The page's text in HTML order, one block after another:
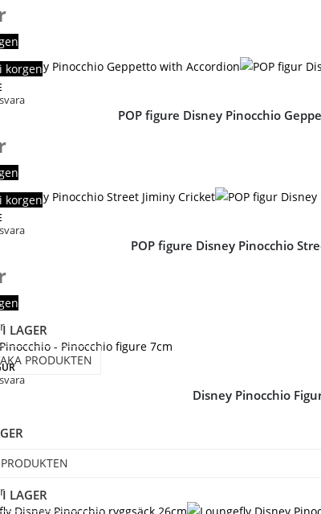
korgen
POP figure Disney Pinocchio
korgen
POP figure Disney Pinocchio
LAGER
PRODUKTEN
Disney Pinocchio
LAGER